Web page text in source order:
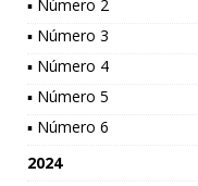
▪ Número 2
▪ Número 3
▪ Número 4
▪ Número 5
▪ Número 6
2024